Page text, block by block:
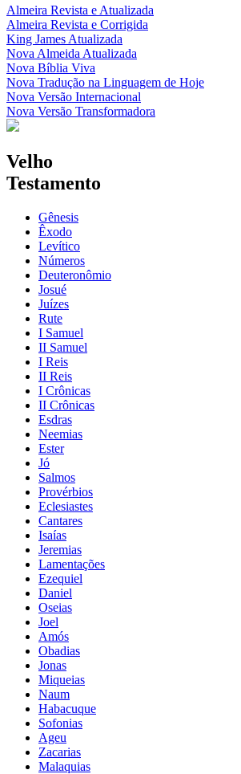
Almeira Revista e Atualizada
Almeira Revista e Corrigida
King James Atualizada
Nova Almeida Atualizada
Nova Bíblia Viva
Nova Tradução na Linguagem de Hoje
Nova Versão Internacional
Nova Versão Transformadora
Velho
Testamento
Gênesis
Êxodo
Levítico
Números
Deuteronômio
Josué
Juízes
Rute
I Samuel
II Samuel
I Reis
II Reis
I Crônicas
II Crônicas
Esdras
Neemias
Ester
Jó
Salmos
Provérbios
Eclesiastes
Cantares
Isaías
Jeremias
Lamentações
Ezequiel
Daniel
Oseias
Joel
Amós
Obadias
Jonas
Miqueias
Naum
Habacuque
Sofonias
Ageu
Zacarias
Malaquias